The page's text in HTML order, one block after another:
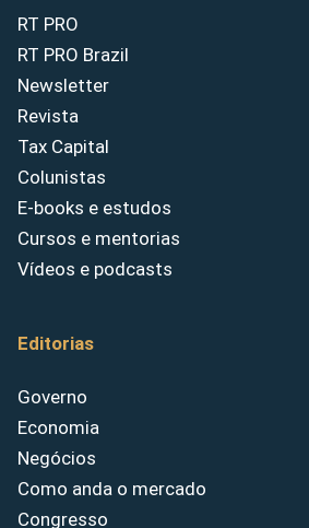
RT PRO
RT PRO Brazil
Newsletter
Revista
Tax Capital
Colunistas
E-books e estudos
Cursos e mentorias
Vídeos e podcasts
Editorias
Governo
Economia
Negócios
Como anda o mercado
Congresso